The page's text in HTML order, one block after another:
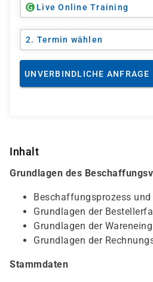
Live Online Training
2. Termin wählen
UNVERBINDLICHE ANFRAGE
Inhalt
Grundlagen des
Beschaffungsprozess
Grundlagen der
Grundlagen der
Grundlagen der
Stammdaten